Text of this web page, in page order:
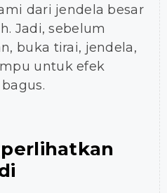
dari jendela besar
Jadi, sebelum
buka tirai, jendela,
untuk efek